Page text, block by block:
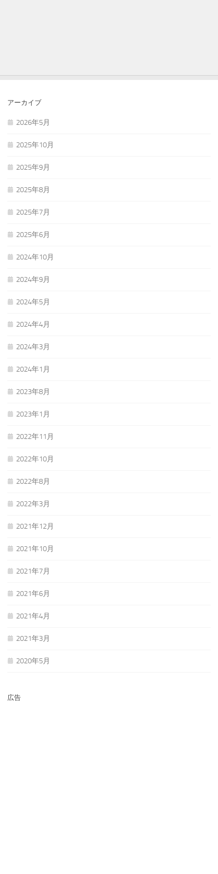
アーカイブ
2026年5月
2025年10月
2025年9月
2025年8月
2025年7月
2025年6月
2024年10月
2024年9月
2024年5月
2024年4月
2024年3月
2024年1月
2023年8月
2023年1月
2022年11月
2022年10月
2022年8月
2022年3月
2021年12月
2021年10月
2021年7月
2021年6月
2021年4月
2021年3月
2020年5月
広告